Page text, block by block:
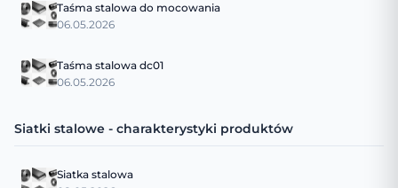
Taśma stalowa do mocowania
06.05.2026
Taśma stalowa dc01
06.05.2026
Siatki stalowe - charakterystyki produktów
Siatka stalowa